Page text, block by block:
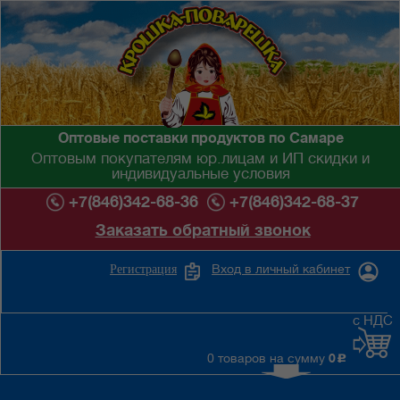
Оптовые поставки продуктов по Самаре
Оптовым покупателям юр.лицам и ИП скидки и
индивидуальные условия
+7(846)342-68-36
+7(846)342-68-37
Заказать обратный звонок
Вход в личный кабинет
Регистрация
0 товаров на сумму 0 c
с НДС